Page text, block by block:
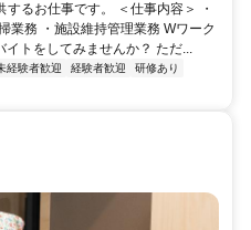
るお仕事です。 ＜仕事内容＞ ・
業務 ・施設維持管理業務 Wワーク
トをしてみませんか？ ただ...
経験者歓迎 経験者歓迎
研修あり